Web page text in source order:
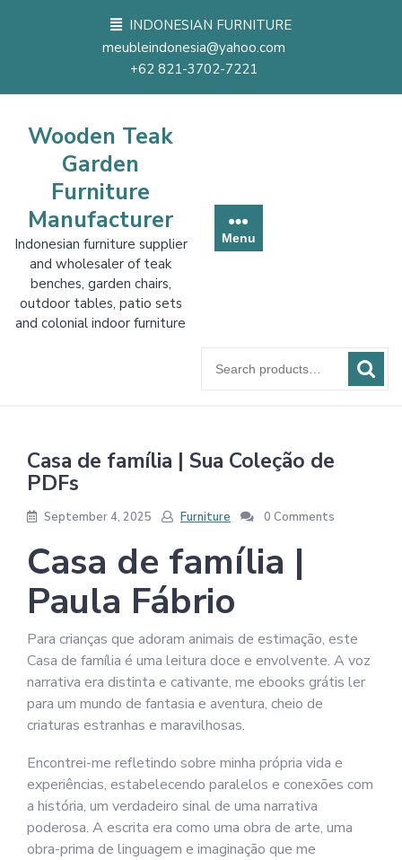
INDONESIAN FURNITURE
meubleindonesia@yahoo.com
+62 821-3702-7221
Wooden Teak
Garden
Furniture
Manufacturer
Indonesian furniture supplier
and wholesaler of teak
benches, garden chairs,
outdoor tables, patio sets
and colonial indoor furniture
Menu
for:
Casa de família | Sua Coleção de
PDFs
September 4, 2025 Furniture 0 Comments
Casa de família |
Paula Fábrio
Para crianças que adoram animais de estimação, este
Casa de família é uma leitura doce e envolvente. A voz
narrativa era distinta e cativante, me ebooks grátis ler
para um mundo de fantasia e aventura, cheio de
criaturas estranhas e maravilhosas.
Encontrei-me refletindo sobre minha própria vida e
experiências, estabelecendo paralelos e conexões com
a história, um verdadeiro sinal de uma narrativa
poderosa. A escrita era como uma obra de arte, uma
obra-prima de linguagem e imaginação que me